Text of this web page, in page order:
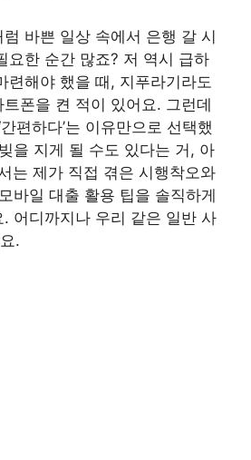
바쁜 일상 속에서 은행 갈 시
요한 순간 많죠? 저 역시 급하
련해야 했을 때, 지푸라기라도
폰을 켠 적이 있어요. 그런데
편하다’는 이유만으로 선택했
을 지게 될 수도 있다는 거, 아
는 제가 직접 겪은 시행착오와
바일 대출 활용 팁을 솔직하게
어디까지나 우리 같은 일반 사
.